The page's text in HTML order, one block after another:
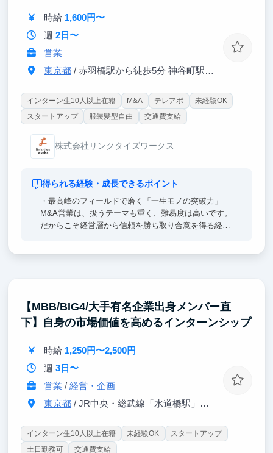
「自分のリサーチが数億円規模の案件に直結する」当
事者性が最大の魅力です。
時給 1,600円〜
週 2日〜
営業
東京都/ 赤羽橋駅から徒歩5分 神谷町駅から徒歩9分
インターン生10人以上在籍 M&A テレアポ
未経験OK
スタートアップ
服装髪型自由 交通費支給
株式会社リンクタイズワークス
得られる経験・成長できるポイント
・最高峰のフィールドで磨く「一生モノの突破力」
M&A営業は、扱うテーマも重く、難易度は高いです。
だからこそ経営層から信頼を勝ち取り合意を得る経験
「経営層の視点」を肌で感じ、吸収できます。
試行錯誤して成果を出す経験を、インセンティブで還
とで、自走して完遂する力と、確かな自信を掴み取れ
ます。
【MBB/BIG4/大手有名企業出身メンバー直
下】自身の市場価値を高めるインターンシップ
時給 1,250円〜2,500円
週 3日〜
営業 / 経営・企画
東京都/ JR中央・総武線「水道橋駅」西口より徒歩1分
インターン生10人以上在籍 未経験OK
スタートアップ
土日勤務可
交通費支給